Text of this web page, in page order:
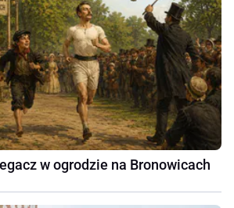
w ogrodzie na Bronowicach